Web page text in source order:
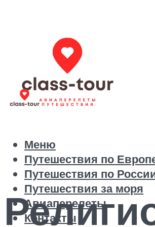
Путешествия по
Путешествия по
Путешествия за моря
Авиаперелеты
Контакты
Меню